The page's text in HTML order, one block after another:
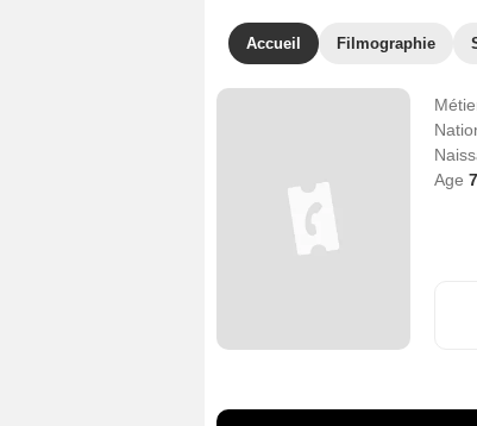
Accueil Filmographie
Age